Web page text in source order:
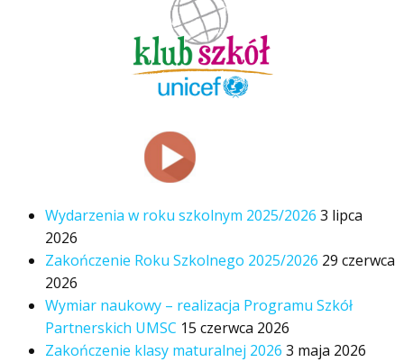
Wydarzenia w roku szkolnym 2025/2026 3 lipca
2026
Zakończenie Roku Szkolnego 2025/2026 29 czerwca
2026
Wymiar naukowy – realizacja Programu Szkół
Partnerskich UMSC 15 czerwca 2026
Zakończenie klasy maturalnej 2026 3 maja 2026